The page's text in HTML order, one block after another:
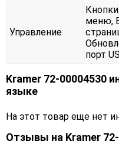
Управление
меню,
порт
Kramer 72-00004530
языке
На этот товар еще нет
Отзывы на Kramer